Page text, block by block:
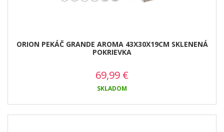
ORION PEKÁČ GRANDE AROMA 43X30X19CM SKLENENÁ
POKRIEVKA
69,99 €
SKLADOM